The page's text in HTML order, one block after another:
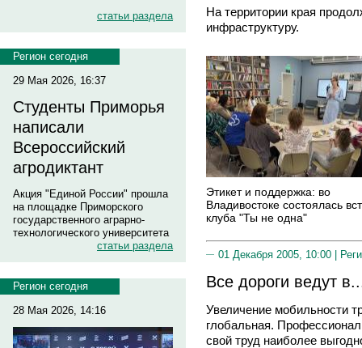
статьи раздела
Регион сегодня
29 Мая 2026, 16:37
Студенты Приморья
написали
Всероссийский
агродиктант
Акция "Единой России" прошла
на площадке Приморского
государственного аграрно-
технологического университета
статьи раздела
Регион сегодня
28 Мая 2026, 14:16
На территории края
инфраструктуру.
Этикет и поддержка: во
Владивостоке состоялась
клуба "Ты не одна"
01 Декабря 2005, 10:00 |
Все дороги ведут
Увеличение мобильности
глобальная.
свой труд наиболее